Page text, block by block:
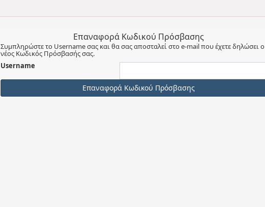
Επαναφορά Κωδικού Πρόσβασης
Συμπληρώστε το Username σας και θα σας αποσταλεί στο e-mail που έχετε δηλώσει ο
νέος Κωδικός Πρόσβασής σας.
Username
Επαναφορά Κωδικού Πρόσβασης